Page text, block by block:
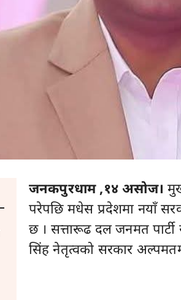
जनकपुरधाम ,१४ असोज।
परेपछि मधेस प्रदेशमा नयाँ
छ । सत्तारूढ दल जनमत पार्टी
सिंह नेतृत्वको सरकार